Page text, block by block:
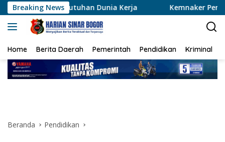
Langsung
ke
konten
Breaking News
Dunia Kerja Kemnaker Perkuat Pelatihan dan
Home Berita Daerah Pemerintah Pendidikan Kriminal
Beranda Pendidikan